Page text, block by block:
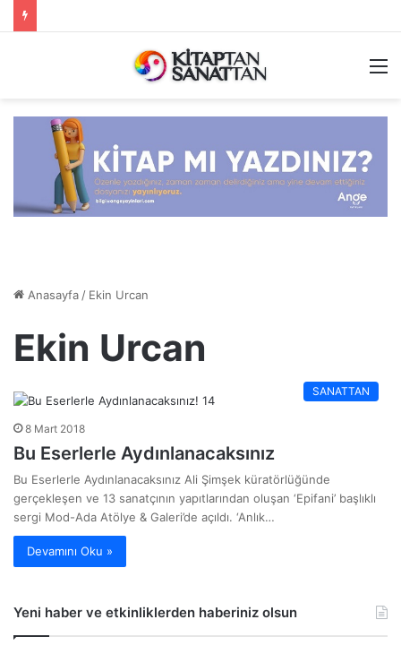
Anasayfa / Ekin Urcan
Ekin Urcan
SANATTAN
8 Mart 2018
Bu Eserlerle Aydınlanacaksınız
Bu Eserlerle Aydınlanacaksınız Ali Şimşek küratörlüğünde
gerçekleşen ve 13 sanatçının yapıtlarından oluşan ‘Epifani’ başlıklı
sergi Mod-Ada Atölye & Galeri’de açıldı. ‘Anlık…
Devamını Oku »
Yeni haber ve etkinliklerden haberiniz olsun